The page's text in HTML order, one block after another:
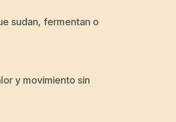
sudan, fermentan o
y movimiento sin